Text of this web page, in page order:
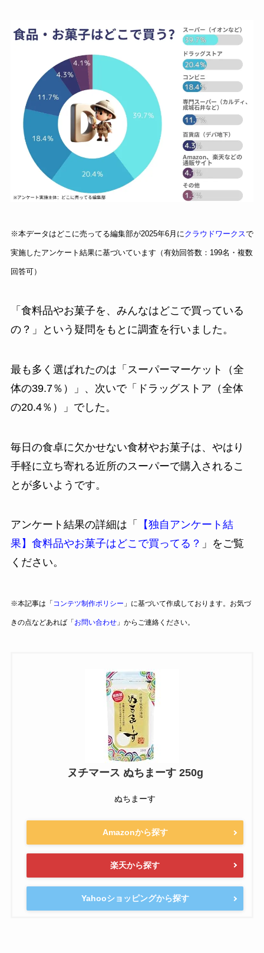
※本データはどこに売ってる編集部が2025年6月にクラウドワークスで
実施したアンケート結果に基づいています（有効回答数：199名・複数
回答可）
「食料品やお菓子を、みんなはどこで買っている
の？」という疑問をもとに調査を行いました。
最も多く選ばれたのは「スーパーマーケット（全
体の39.7％）」、次いで「ドラッグストア（全体
の20.4％）」でした。
毎日の食卓に欠かせない食材やお菓子は、やはり
手軽に立ち寄れる近所のスーパーで購入されるこ
とが多いようです。
アンケート結果の詳細は「
【独自アンケート結
果】食料品やお菓子はどこで買ってる？ 」をご覧
ください。
※本記事は「 コンテツ制作ポリシー 」に基づいて作成しております。お気づ
きの点などあれば「 お問い合わせ」からご連絡ください。
ヌチマース ぬちまーす 250g
ぬちまーす
Amazonから探す
楽天から探す
Yahooショッピングから探す